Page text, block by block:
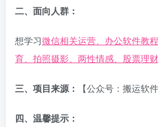
二、面向人群：
想学习微信相关运营、办公软件教
育、拍照摄影、两性情感、股票理
三、项目来源： 【公众号：搬运软
四、温馨提示：